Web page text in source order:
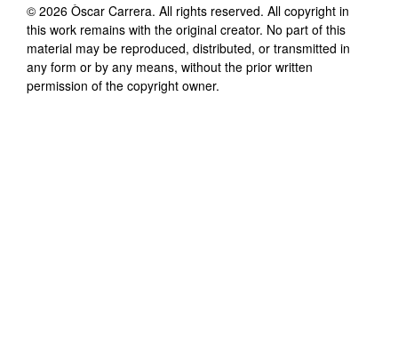
© 2026 Òscar Carrera. All rights reserved. All copyright in
this work remains with the original creator. No part of this
material may be reproduced, distributed, or transmitted in
any form or by any means, without the prior written
permission of the copyright owner.